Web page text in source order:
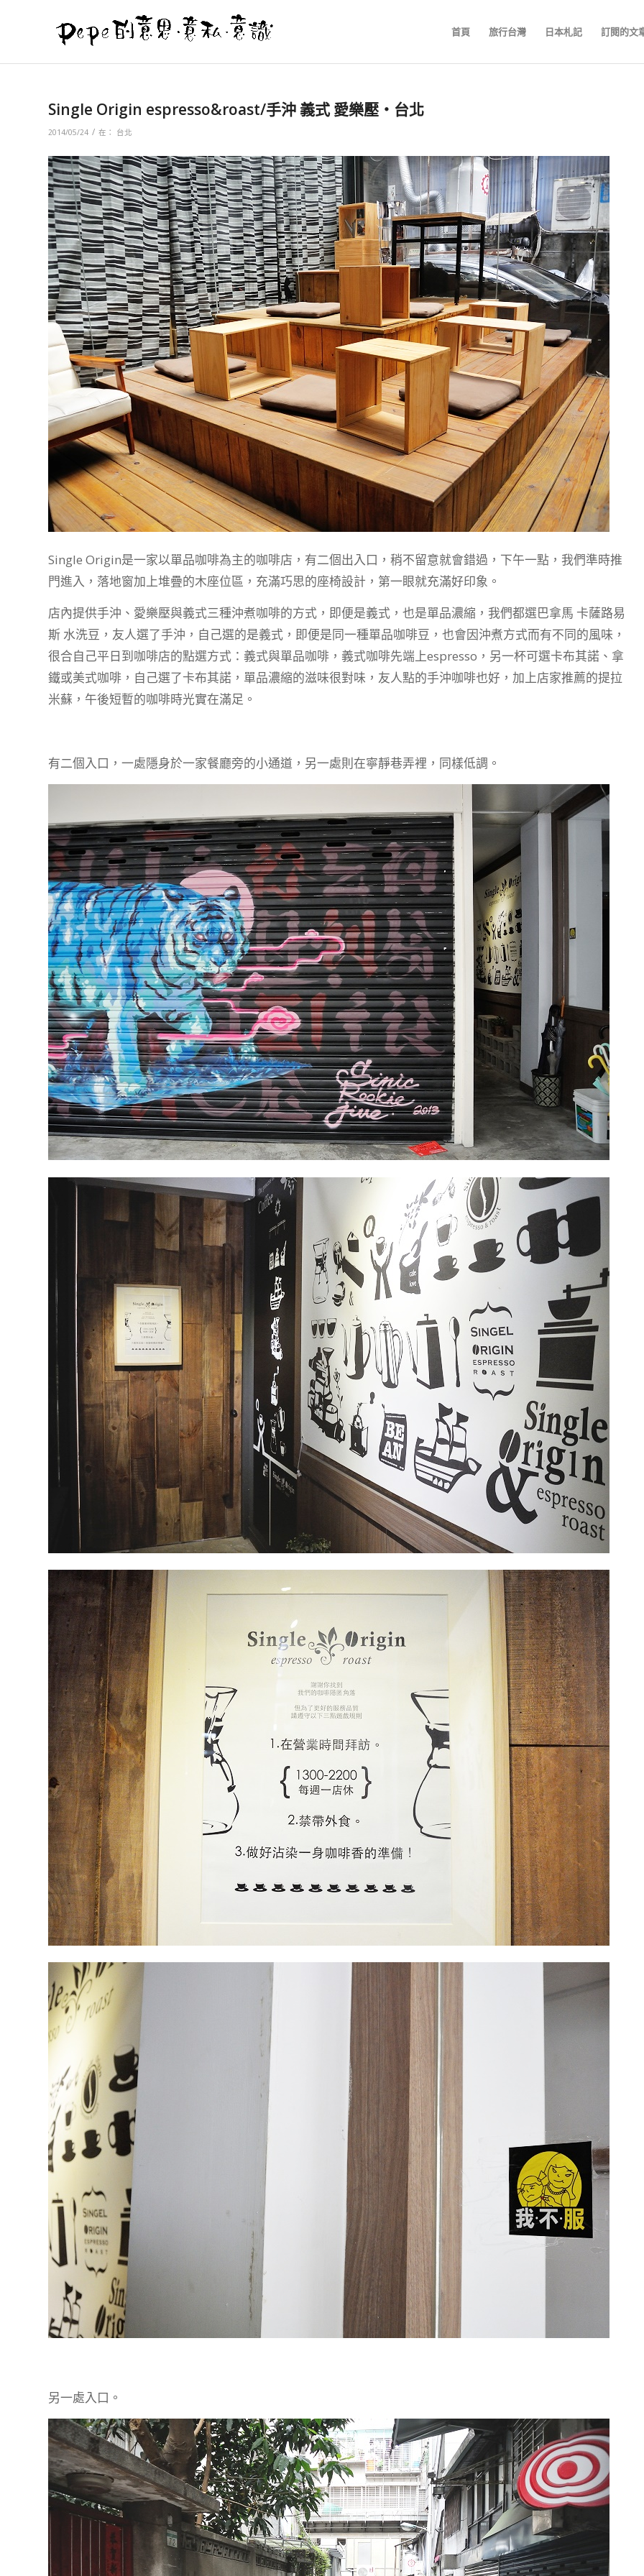
首頁 旅行台灣 日本札記 訂閱的文
Single Origin espresso&roast/手沖 義式 愛樂壓‧台北
2014/05/24 / 在： 台北
Single Origin是一家以單品咖啡為主的咖啡店，有二個出入口，稍不留意就會錯過，下午一點，我們準時推
門進入，落地窗加上堆疊的木座位區，充滿巧思的座椅設計，第一眼就充滿好印象。
店內提供手沖、愛樂壓與義式三種沖煮咖啡的方式，即便是義式，也是單品濃縮，我們都選巴拿馬 卡薩路易
斯 水洗豆，友人選了手沖，自己選的是義式，即便是同一種單品咖啡豆，也會因沖煮方式而有不同的風味，
很合自己平日到咖啡店的點選方式：義式與單品咖啡，義式咖啡先端上espresso，另一杯可選卡布其諾、拿
鐵或美式咖啡，自己選了卡布其諾，單品濃縮的滋味很對味，友人點的手沖咖啡也好，加上店家推薦的提拉
米蘇，午後短暫的咖啡時光實在滿足。
有二個入口，一處隱身於一家餐廳旁的小通道，另一處則在寧靜巷弄裡，同樣低調。
另一處入口。